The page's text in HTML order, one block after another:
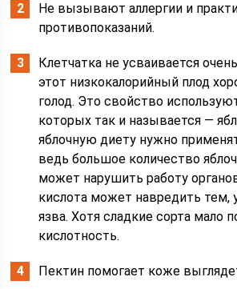
Не вызывают аллергии и
противопоказаний.
Клетчатка не усваивается
этот низкокалорийный плод
голод. Это свойство
которых так и называется —
яблочную диету нужно
ведь большое количество
может нарушить работу
кислота может навредить тем,
язва. Хотя сладкие сорта мало
кислотность.
Пектин помогает коже